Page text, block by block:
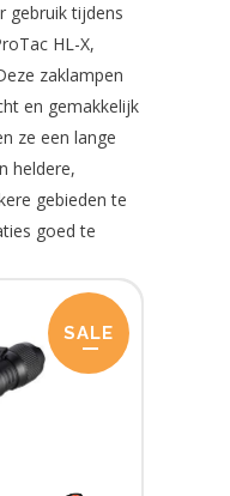
gebruik tijdens
HL-X,
zaklampen
en gemakkelijk
ze een lange
heldere,
gebieden te
goed te
SALE